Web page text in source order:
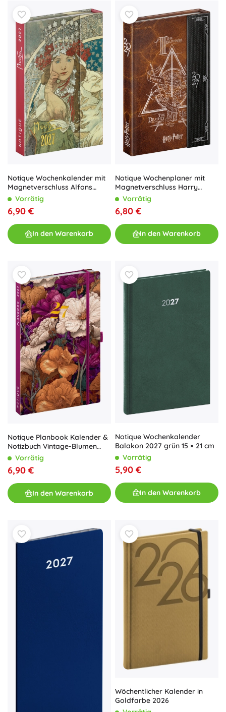
Notique Wochenkalender mit
Magnetverschluss Alfons
Mucha 2027 11 × 16 cm
Vorrätig
6,90 €
In den Warenkorb
Notique Wochenplaner mit
Magnetverschluss Harry
Potter – Heiligtümer des Todes
2027 (11 × 16 cm)
Vorrätig
6,80 €
In den Warenkorb
Notique Planbook Kalender &
Notizbuch Vintage-Blumen
2027, 13 × 21 cm
Vorrätig
6,90 €
In den Warenkorb
Notique Wochenkalender
Balakon 2027 grün 15 × 21 cm
Vorrätig
5,90 €
In den Warenkorb
Wöchentlicher Kalender in
Goldfarbe 2026